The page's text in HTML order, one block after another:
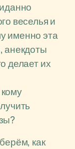
веселья и
именно эта
анекдоты
делает их
как